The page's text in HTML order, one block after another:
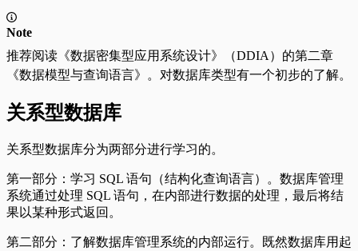
Note
推荐阅读《数据密集型应用系统设计》（DDIA）的第二章
《数据模型与查询语言》。对数据库类型有一个初步的了解。
关系型数据库
关系型数据库分为两部分进行学习的。
第一部分：学习 SQL 语句（结构化查询语言）。数据库管理
系统通过处理 SQL 语句，在内部进行数据的处理，最后将结
果以某种形式返回。
第二部分：了解数据库管理系统的内部运行。既然数据库用起